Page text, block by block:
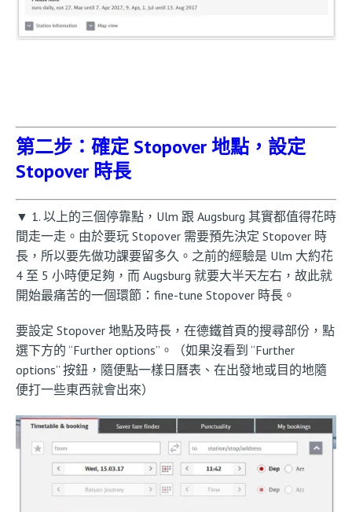
第二步：確定 Stopover 地點，設定
Stopover 時長
▼ 1. 以上的三個停靠點，Ulm 跟 Augsburg 其實都值得花時
間走一走。由於要玩 Stopover 需要預先決定 Stopover 時
長，所以要先做功課要留多久。之前的經驗是 Ulm 大約花
4 至 5 小時便足夠，而 Augsburg 就要大半天左右，故此就
開始最痛苦的一個環節：fine-tune Stopover 時長。
要設定 Stopover 地點及時長，在德鐵首頁的搜尋部份，點
選下方的 “Further options”。（如果沒看到 “Further
options” 按鈕，隨便點一樣日曆表、在出發地或目的地隨
便打一些東西就會出來）